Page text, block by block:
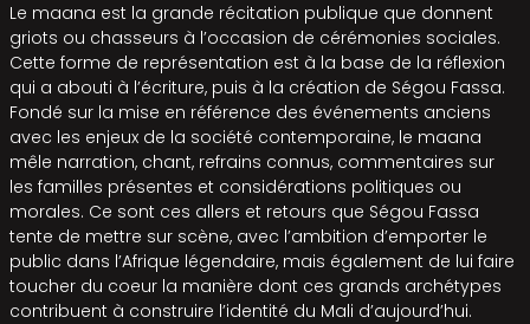
Le maana est la grande récitation publique que donnent
griots ou chasseurs à l’occasion de cérémonies sociales.
Cette forme de représentation est à la base de la réflexion
qui a abouti à l’écriture, puis à la création de Ségou Fassa.
Fondé sur la mise en référence des événements anciens
avec les enjeux de la société contemporaine, le maana
mêle narra­tion, chant, refrains connus, commentaires sur
les familles présentes et considérations politiques ou
morales. Ce sont ces allers et retours que Ségou Fassa
tente de mettre sur scène, avec l’ambition d’emporter le
public dans l’Afrique légendaire, mais également de lui faire
toucher du coeur la manière dont ces grands archétypes
contribuent à construire l’identité du Mali d’aujourd’hui.